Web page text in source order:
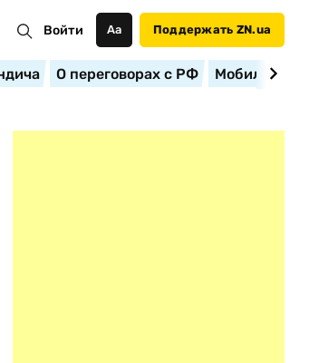
Войти Аа Поддержать ZN.ua
О переговорах с РФ